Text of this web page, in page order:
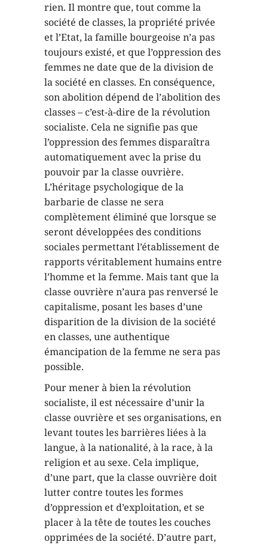
rien. Il montre que, tout comme la
société de classes, la propriété privée
et l’Etat, la famille bourgeoise n’a pas
toujours existé, et que l’oppression des
femmes ne date que de la division de
la société en classes. En conséquence,
son abolition dépend de l’abolition des
classes – c’est-à-dire de la révolution
socialiste. Cela ne signifie pas que
l’oppression des femmes disparaîtra
automatiquement avec la prise du
pouvoir par la classe ouvrière.
L’héritage psychologique de la
barbarie de classe ne sera
complètement éliminé que lorsque se
seront développées des conditions
sociales permettant l’établissement de
rapports véritablement humains entre
l’homme et la femme. Mais tant que la
classe ouvrière n’aura pas renversé le
capitalisme, posant les bases d’une
disparition de la division de la société
en classes, une authentique
émancipation de la femme ne sera pas
possible.
Pour mener à bien la révolution
socialiste, il est nécessaire d’unir la
classe ouvrière et ses organisations, en
levant toutes les barrières liées à la
langue, à la nationalité, à la race, à la
religion et au sexe. Cela implique,
d’une part, que la classe ouvrière doit
lutter contre toutes les formes
d’oppression et d’exploitation, et se
placer à la tête de toutes les couches
opprimées de la société. D’autre part,